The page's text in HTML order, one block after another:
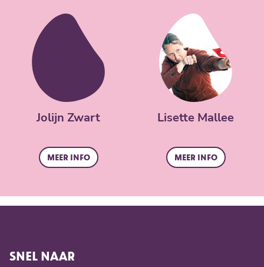
Jolijn Zwart
Meer info
Lisette Mallee
Meer info
SNEL NAAR